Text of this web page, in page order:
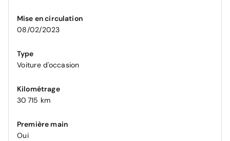
Mise en circulation
08/02/2023
Type
Voiture d'occasion
Kilométrage
30 715 km
Première main
Oui